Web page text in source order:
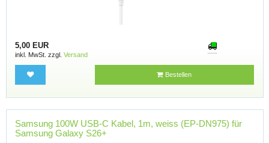
5,00 EUR
inkl. MwSt. zzgl. Versand
Bestellen
Samsung 100W USB-C Kabel, 1m, weiss (EP-DN975) für
Samsung Galaxy S26+